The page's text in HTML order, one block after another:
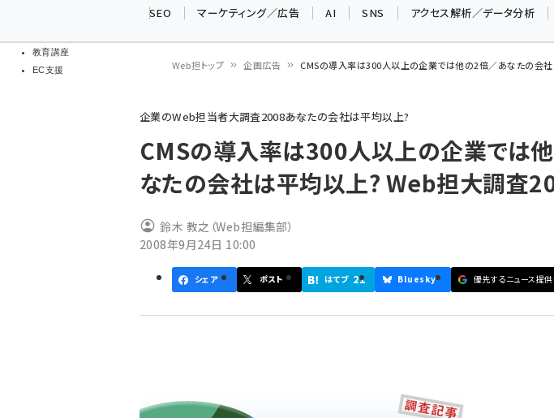
教育講座
EC支援
SEO マーケティング／広告 AI SNS アクセス解析／データ分析
ン
く
ず
Web担トップ 企画広告 CMSの導入率は300人以上の企業では他の2倍／あなたの会
企業のWeb担当者大調査2008――あなたの会社は平均以上?
CMSの導入率は300人以上の企業では
なたの会社は平均以上? Web担大調査
鈴木 教之（Web担編集部）
2008年9月24日 10:00
シェア ポスト はてブ 21 Bluesky 優先するニュース提
▼申し込みはこちらから▼